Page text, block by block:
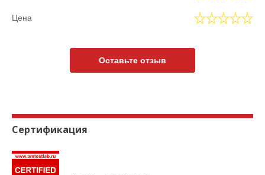
Цена
Оставьте отзыв
Сертификация